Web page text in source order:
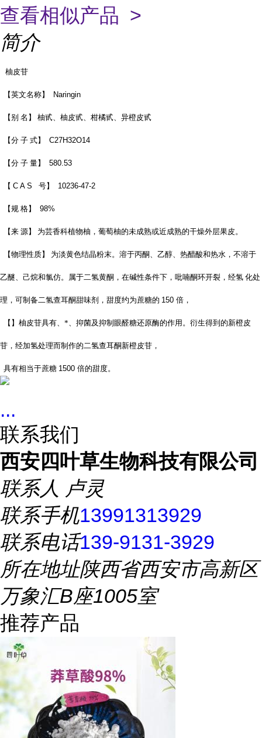
查看相似产品 >
简介
柚皮苷
【英文名称】 Naringin
【别 名】 柚甙、柚皮甙、柑橘甙、异橙皮甙
【分 子 式】 C27H32O14
【分 子 量】 580.53
【 C A S 号】 10236-47-2
【规 格】 98%
【来 源】 为芸香科植物柚，葡萄柚的未成熟或近成熟的干燥外层果皮。
【物理性质】 为淡黄色结晶粉末。溶于丙酮、乙醇、热醋酸和热水，不溶于
乙醚、己烷和氯仿。属于二氢黄酮，在碱性条件下，吡喃酮环开裂，经氢 化处
理，可制备二氢查耳酮甜味剂，甜度约为蔗糖的 150 倍，
【】柚皮苷具有、*、抑菌及抑制眼醛糖还原酶的作用。衍生得到的新橙皮
苷，经加氢处理而制作的二氢查耳酮新橙皮苷，
具有相当于蔗糖 1500 倍的甜度。
...
联系我们
西安四叶草生物科技有限公司
联系人 卢灵
联系手机13991313929
联系电话139-9131-3929
所在地址陕西省西安市高新区
万象汇B座1005室
推荐产品